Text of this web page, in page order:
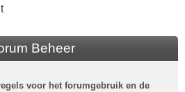
Beheer
voor het forumgebruik en de